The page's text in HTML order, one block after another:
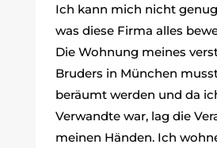
Ich kann mich nicht
was diese Firma alles
Die Wohnung meines
Bruders in München
beräumt werden und da
Verwandte war, lag die
meinen Händen. Ich